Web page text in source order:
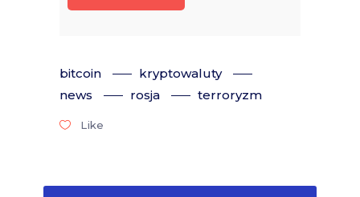
bitcoin
kryptowaluty
news
rosja terroryzm
Like